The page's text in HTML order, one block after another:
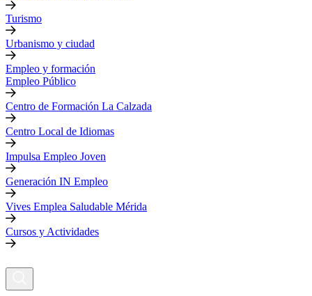
Turismo
Urbanismo y ciudad
Empleo y formación
Empleo Público
Centro de Formación La Calzada
Centro Local de Idiomas
Impulsa Empleo Joven
Generación IN Empleo
Vives Emplea Saludable Mérida
Cursos y Actividades